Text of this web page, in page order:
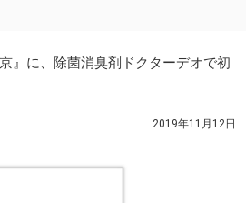
』に、除菌消臭剤ドクターデオで初
2019年11月12日